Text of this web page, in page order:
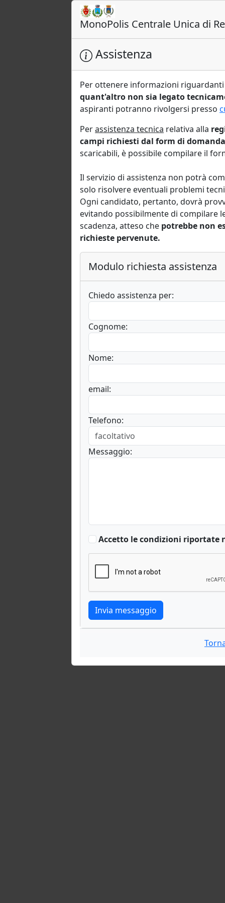
MonoPolis Centrale Unica di
Assistenza
Per ottenere informazioni
quant'altro non sia legato
aspiranti potranno rivolgersi presso
Perassistenza tecnica relativa alla
campi richiesti dal form di
scaricabili, è possibile compilare il
Il servizio di assistenza non potrà
solo risolvere eventuali problemi
Ogni candidato, pertanto, dovrà
evitando possibilmente di compilare
scadenza, atteso che potrebbe non
richieste pervenute.
Modulo richiesta assistenza
Chiedo assistenza per:
Cognome:
Nome:
email:
Telefono:
Messaggio:
Accetto le condizioni riportate
Invia messaggio